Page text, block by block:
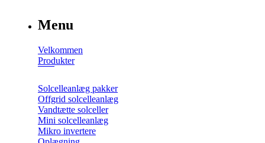
Menu
Velkommen
Produkter
Solcelleanlæg pakker
Offgrid solcelleanlæg
Vandtætte solceller
Mini solcelleanlæg
Mikro invertere